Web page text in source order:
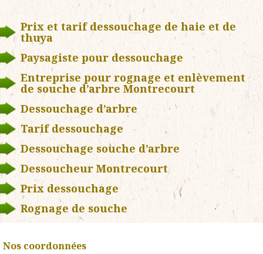
Prix et tarif dessouchage de haie et de
thuya
Paysagiste pour dessouchage
Entreprise pour rognage et enlèvement
de souche d’arbre Montrecourt
Dessouchage d’arbre
Tarif dessouchage
Dessouchage souche d’arbre
Dessoucheur Montrecourt
Prix dessouchage
Rognage de souche
Nos coordonnées